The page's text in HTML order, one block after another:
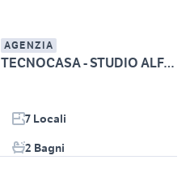
AGENZIA
TECNOCASA - STUDIO ALFA SRL
7 Locali
2 Bagni